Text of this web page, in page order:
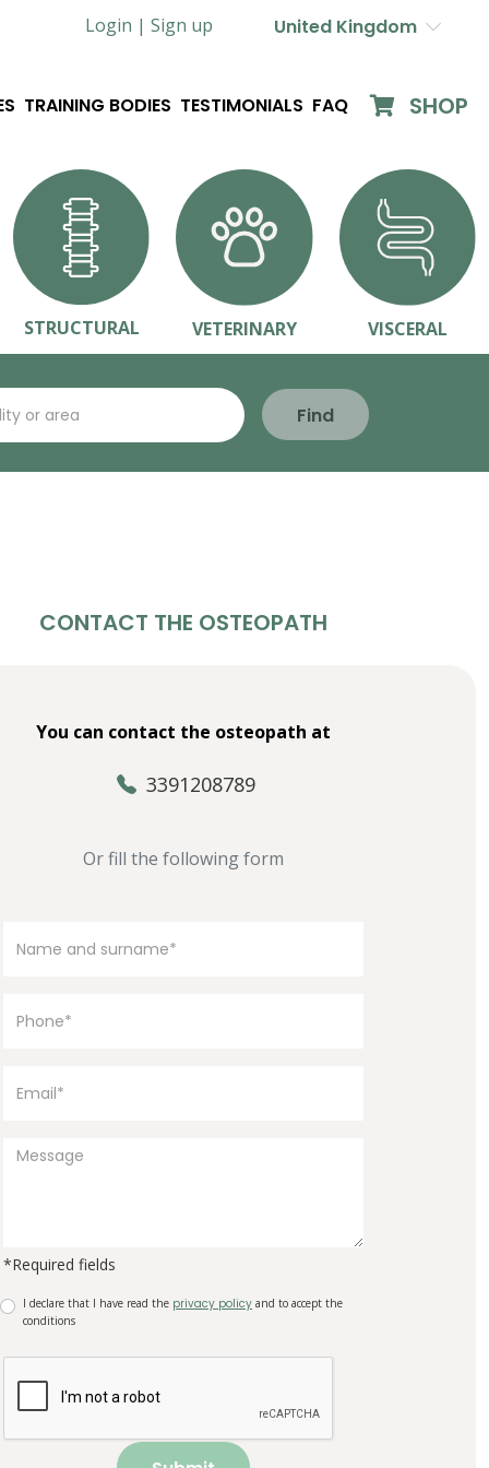
Login | Sign up United Kingdom
TRAINING BODIES TESTIMONIALS FAQ SHOP
STRUCTURAL VETERINARY VISCERAL
Find
CONTACT THE OSTEOPATH
You can contact the osteopath at
3391208789
Or fill the following form
*Required fields
I declare that I have read the privacy policy and to accept the
conditions